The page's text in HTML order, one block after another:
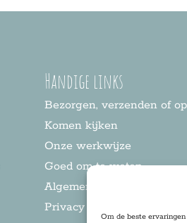
Om de beste
Handige links
Bezorgen, verzenden of
Komen kijken
Onze werkwijze
Goed om te weten
Algemene voorwaarden
Privacy statement